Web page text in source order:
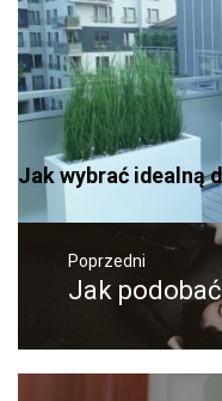
Jak wybrać idealną
Nawigacja
wpisuPoprzedni
Poprzedni
Jak